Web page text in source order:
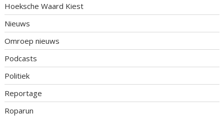
Hoeksche Waard Kiest
Nieuws
Omroep nieuws
Podcasts
Politiek
Reportage
Roparun